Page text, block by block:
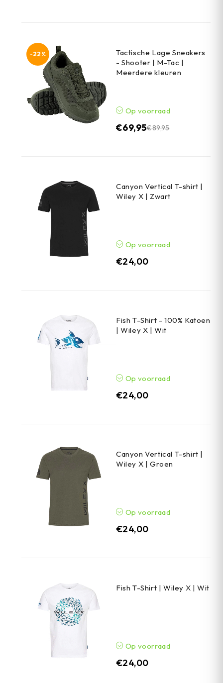
-22%
Tactische Lage Sneakers
- Shooter | M-Tac |
Meerdere kleuren
Op voorraad
€89,95
€69,95
Canyon Vertical T-shirt |
Wiley X | Zwart
Op voorraad
€24,00
Fish T-Shirt - 100% Katoen
| Wiley X | Wit
Op voorraad
€24,00
Canyon Vertical T-shirt |
Wiley X | Groen
Op voorraad
€24,00
Fish T-Shirt | Wiley X | Wit
Op voorraad
€24,00